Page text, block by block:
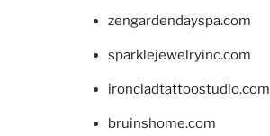
zengardendayspa.com
sparklejewelryinc.com
ironcladtattoostudio.com
bruinshome.com